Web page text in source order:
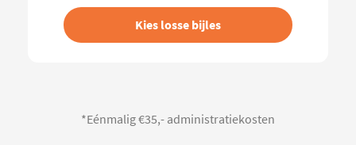
Kies losse bijles
*Eénmalig €35,- administratiekosten